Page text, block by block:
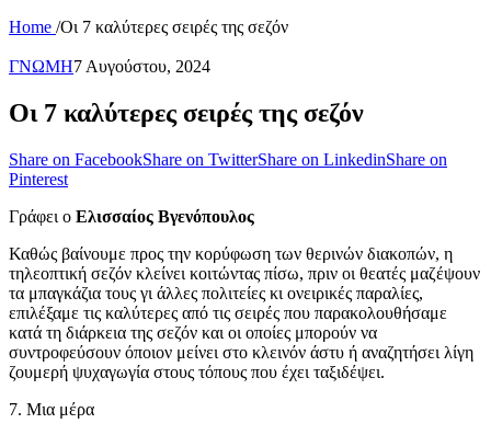
Home /Οι 7 καλύτερες σειρές της σεζόν
ΓΝΩΜΗ7 Αυγούστου, 2024
Οι 7 καλύτερες σειρές της σεζόν
Share on FacebookShare on TwitterShare on LinkedinShare on
Pinterest
Γράφει ο Ελισσαίος Βγενόπουλος
Καθώς βαίνουμε προς την κορύφωση των θερινών διακοπών, η
τηλεοπτική σεζόν κλείνει κοιτώντας πίσω, πριν οι θεατές μαζέψουν
τα μπαγκάζια τους γι άλλες πολιτείες κι ονειρικές παραλίες,
επιλέξαμε τις καλύτερες από τις σειρές που παρακολουθήσαμε
κατά τη διάρκεια της σεζόν και οι οποίες μπορούν να
συντροφεύσουν όποιον μείνει στο κλεινόν άστυ ή αναζητήσει λίγη
ζουμερή ψυχαγωγία στους τόπους που έχει ταξιδέψει.
7. Μια μέρα